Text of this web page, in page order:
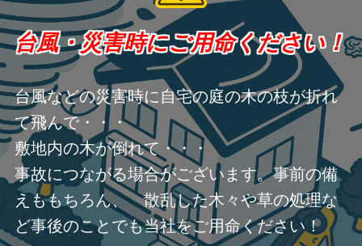
台風・災害時にご用命ください！
台風などの災害時に自宅の庭の木の枝が折れ
て飛んで・・・
敷地内の木が倒れて・・・
事故につながる場合がございます。事前の備
えももちろん、 散乱した木々や草の処理な
ど事後のことでも当社をご用命ください！